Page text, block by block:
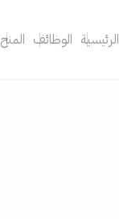
الرئيسية الوظائف المنح